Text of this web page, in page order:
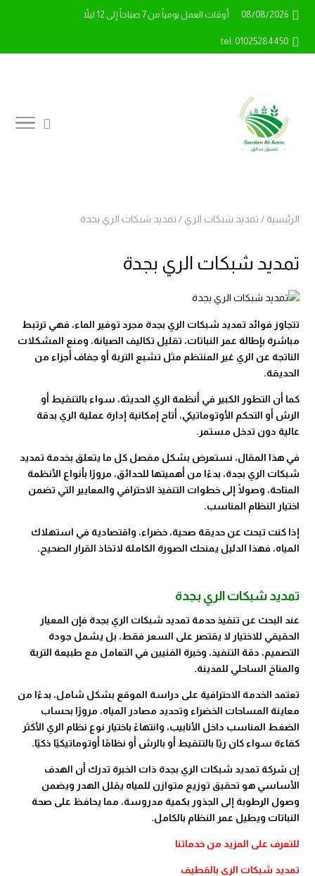
08/08/2026 أوقات العمل يومياً من 7 صباحاً إلى 12 ليلاً
tel: 01025284450
الرئيسية / تمديد شبكات الري / تمديد شبكات الري بجدة
تمديد شبكات الري بجدة
تتجاوز فوائد تمديد شبكات الري بجدة مجرد توفير الماء، فهي ترتبط
مباشرة بإطالة عمر النباتات، تقليل تكاليف الصيانة، ومنع المشكلات
الناتجة عن الري غير المنتظم مثل تشبع التربة أو جفاف أجزاء من
الحديقة.
كما أن التطور الكبير في أنظمة الري الحديثة، سواء بالتنقيط أو
الرش أو التحكم الأوتوماتيكي، أتاح إمكانية إدارة عملية الري بدقة
عالية دون تدخل مستمر.
في هذا المقال، نستعرض بشكل مفصل كل ما يتعلق بخدمة تمديد
شبكات الري بجدة، بدءًا من أهميتها للحدائق، مرورًا بأنواع الأنظمة
المتاحة، وصولًا إلى خطوات التنفيذ الاحترافي والمعايير التي تضمن
اختيار النظام المناسب.
إذا كنت تبحث عن حديقة صحية، خضراء، واقتصادية في استهلاك
المياه، فهذا الدليل يمنحك الصورة الكاملة لاتخاذ القرار الصحيح.
تمديد شبكات الري بجدة
عند البحث عن تنفيذ حدمة تمديد شبكات الري بجدة فإن المعيار
الحقيقي للاختيار لا يقتصر على السعر فقط، بل يشمل جودة
التصميم، دقة التنفيذ، وخبرة الفنيين في التعامل مع طبيعة التربة
والمناخ الساحلي للمدينة.
تعتمد الخدمة الاحترافية على دراسة الموقع بشكل شامل، بدءًا من
معاينة المساحات الخضراء وتحديد مصادر المياه، مرورًا بحساب
الضغط المناسب داخل الأنابيب، وانتهاءً باختيار نوع نظام الري الأكثر
كفاءة سواء كان ريًا بالتنقيط أو بالرش أو نظامًا أوتوماتيكيًا ذكيًا.
إن شركة تمديد شبكات الري بجدة ذات الخبرة تدرك أن الهدف
الأساسي هو تحقيق توزيع متوازن للمياه يقلل الهدر ويضمن
وصول الرطوبة إلى الجذور بكمية مدروسة، مما يحافظ على صحة
النباتات ويطيل عمر النظام بالكامل.
للتعرف على المزيد من خدماتنا
تمديد شبكات الري بالقطيف